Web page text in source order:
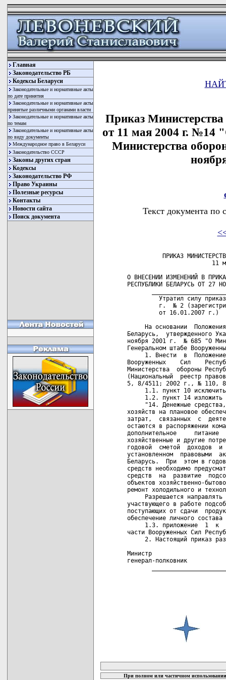
Главная
Законодательство РБ
Кодексы Беларуси
Законодательные и нормативные акты
по дате принятия
Законодательные и нормативные акты
принятые различными органами власти
Законодательные и нормативные акты
по темам
Законодательные и нормативные акты
по виду документы
Международное право в Беларуси
Законодательство СССР
Законы других стран
Кодексы
Законодательство РФ
Право Украины
Полезные ресурсы
Контакты
Новости сайта
Поиск документа
Приказ
от 11 мая 2004 г. №14
Министерства
Текст документа по
ПРИКАЗ
11
О ВНЕСЕНИИ ИЗМЕНЕНИЙ В
РЕСПУБЛИКИ БЕЛАРУСЬ ОТ 27
Утратил силу
г.  № 2
от 16.01.2007
На основании
Беларусь,  утвержденного
ноября 2001 г.  № 685 "О
Генеральном штабе
1. Внести  в
Вооруженных    Сил
Министерства  обороны
(Национальный  реестр
5, 8/4511; 2002 г., № 110, 8/
1.1. пункт 10
1.2. пункт 14 изложить
"14. Денежные
хозяйств на плановое
затрат,  связанных  с
остаются в распоряжении
дополнительное     питание
хозяйственные и другие
годовой  сметой  доходов  и
установленном  правовыми
Беларусь.  При  этом в
средств необходимо
средств  на  развитие
объектов хозяйственно-
ремонт холодильного и
Разрешается направлять
участвующего в работе
поступающих от сдачи
обеспечение личного
1.3. приложение  1  к
части Вооруженных Сил
2. Настоящий приказ
Министр
генерал-полковник
При полном или частичном